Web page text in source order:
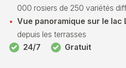
000 rosiers de 250 variétés
Vue panoramique sur le lac
depuis les terrasses
24/7
Gratuit